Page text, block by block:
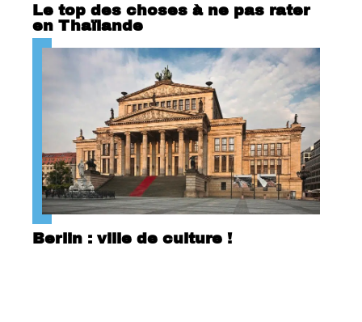
Le top des choses à ne pas rater
en Thaïlande
Berlin : ville de culture !